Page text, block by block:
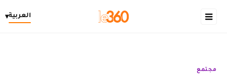
العربية▾
مجتمع